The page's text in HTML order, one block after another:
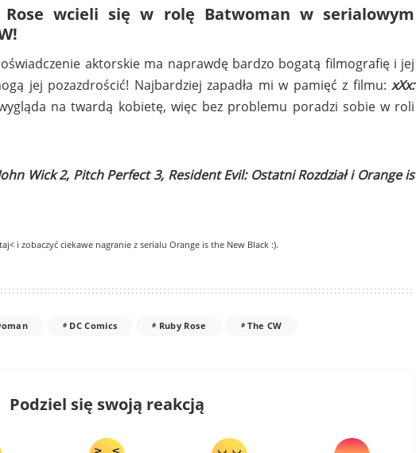
wcieli się w rolę Batwoman w serialowym
aktorskie ma naprawdę bardzo bogatą filmografię i jej
jej pozazdrościć! Najbardziej zapadła mi w pamięć z filmu: xXx:
na twardą kobietę, więc bez problemu poradzi sobie w roli
Wick 2, Pitch Perfect 3, Resident Evil: Ostatni Rozdział i Orange is
i zobaczyć ciekawe nagranie z serialu Orange is the New Black :).
DC Comics Ruby Rose The CW
Podziel się swoją reakcją